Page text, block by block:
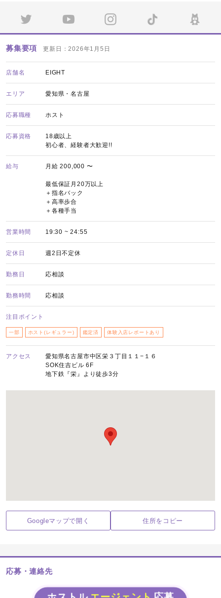
募集要項 更新日：2026年1月5日
店舗名 EIGHT
エリア 愛知県・名古屋
応募職種 ホスト
応募資格
18歳以上
初心者、経験者大歓迎!!
給与 月給 200,000 〜
最低保証月20万以上
＋指名バック
＋高率歩合
＋各種手当
営業時間 19:30 ~ 24:55
定休日 週2日不定休
勤務日 応相談
勤務時間 応相談
注目ポイント
一部 ホスト(レギュラー) 鑑定済 体験入店レポートあり
アクセス
愛知県名古屋市中区栄３丁目１１−１６
SOK住吉ビル 6F
地下鉄『栄』より徒歩3分
Googleマップで開く 住所をコピー
応募・連絡先